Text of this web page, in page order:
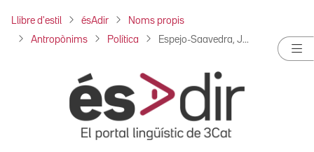
Llibre d'estil ésAdir Noms propis
Antropònims Política Espejo-Saavedra, J...